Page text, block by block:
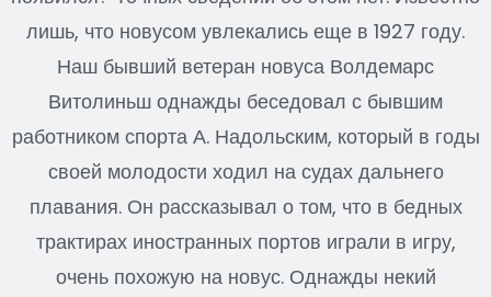
лишь, что новусом увлекались еще в 1927 году.
Наш бывший ветеран новуса Волдемарс
Витолиньш однажды беседовал с бывшим
работником спорта А. Надольским, который в годы
своей молодости ходил на судах дальнего
плавания. Он рассказывал о том, что в бедных
трактирах иностранных портов играли в игру,
очень похожую на новус. Однажды некий